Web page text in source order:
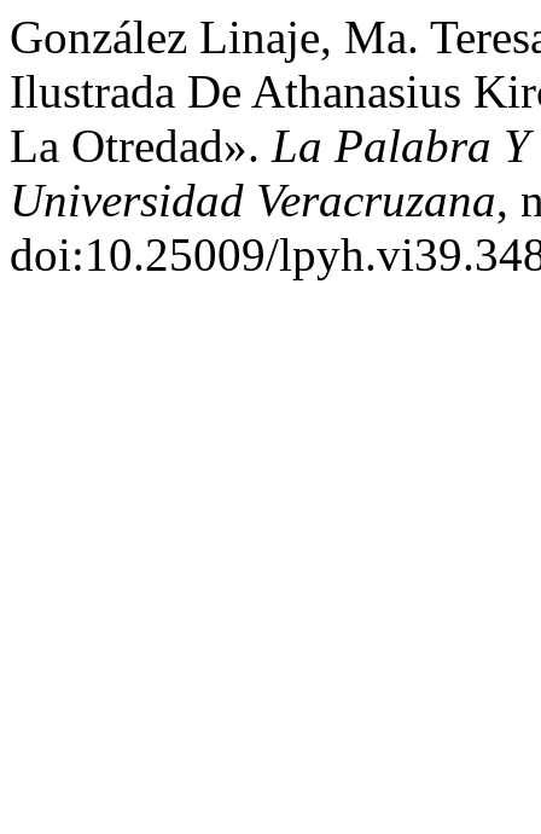
González Linaje, Ma.
Ilustrada De Athanasius
La Otredad». La Palabra Y
Universidad Veracruzana,
doi:10.25009/